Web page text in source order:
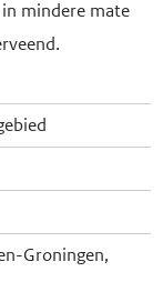
mindere mate
Groningen,